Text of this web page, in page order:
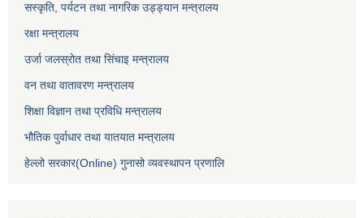
सस्कृति, पर्यटन तथा नागरिक उड्ड्यान मन्त्रालय
रक्षा मन्त्रालय
उर्जा जलस्रोत तथा सिंचाइ मन्‍त्रालय
वन तथा वातावरण मन्त्रालय
शिक्षा विज्ञान तथा प्रविधि मन्त्रालय
भौतिक पुर्वाधार तथा यातयात मन्त्रालय
हेल्लो सरकार(Online) गुनासो व्यवस्थापन प्रणालि